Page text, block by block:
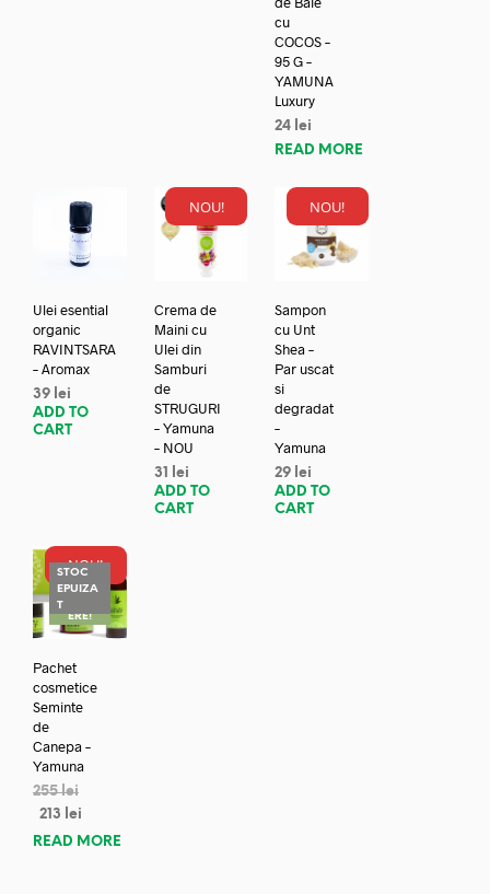
cu
COCOS –
95 G –
YAMUNA
Luxury
24 lei
READ MORE
Ulei esential
organic
RAVINTSARA
– Aromax
39 lei
ADD TO
CART
NOU!
Crema de
Maini cu
Ulei din
Samburi
de
STRUGURI
– Yamuna
– NOU
31
lei
ADD TO
CART
NOU!
Sampon
cu Unt
Shea –
Par uscat
si
degradat
–
Yamuna
29 lei
ADD TO
CART
NOU!
STOC
EPUIZA
TREDUC
ERE!
Pachet
cosmetice
Seminte
de
Canepa –
Yamuna
255lei
213
lei
READ MORE